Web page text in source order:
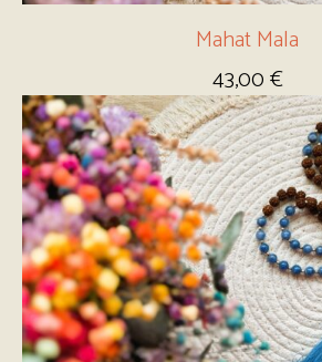
Mahat Mala
43,00€